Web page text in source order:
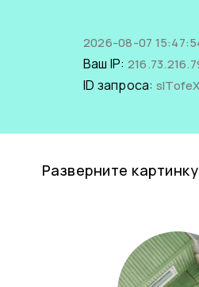
2026-08-07
Ваш IP:
ID запроса:
Разверните